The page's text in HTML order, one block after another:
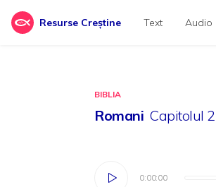
Resurse Creștine Text Audio
BIBLIA
Romani Capitolul 2
0:00:00
0:00:00